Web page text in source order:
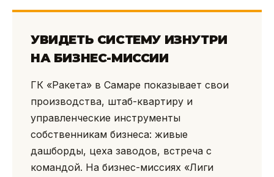
УВИДЕТЬ СИСТЕМУ ИЗНУТРИ
НА БИЗНЕС-МИССИИ
ГК «Ракета» в Самаре показывает свои
производства, штаб-квартиру и
управленческие инструменты
собственникам бизнеса: живые
дашборды, цеха заводов, встреча с
командой. На бизнес-миссиях «Лиги